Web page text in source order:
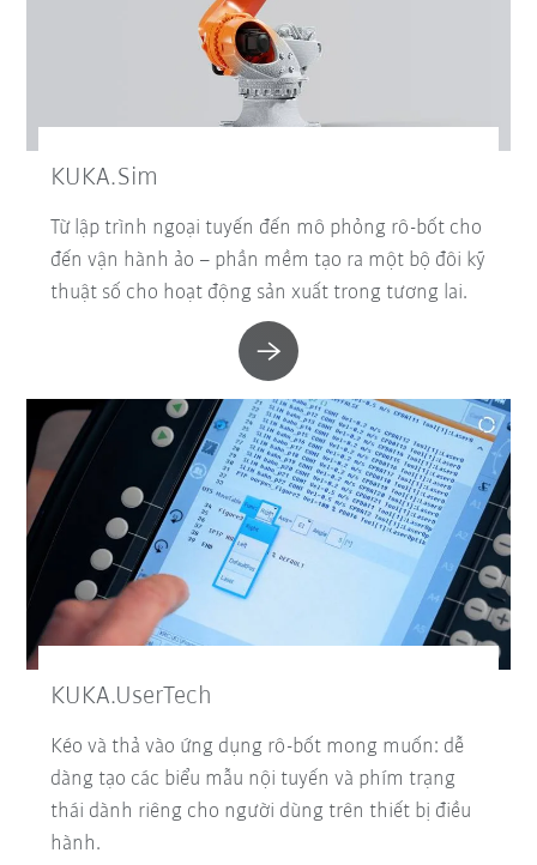
KUKA.Sim
Từ lập trình ngoại tuyến đến mô phỏng rô-bốt cho
đến vận hành ảo – phần mềm tạo ra một bộ đôi kỹ
thuật số cho hoạt động sản xuất trong tương lai.
KUKA.UserTech
Kéo và thả vào ứng dụng rô-bốt mong muốn: dễ
dàng tạo các biểu mẫu nội tuyến và phím trạng
thái dành riêng cho người dùng trên thiết bị điều
hành.